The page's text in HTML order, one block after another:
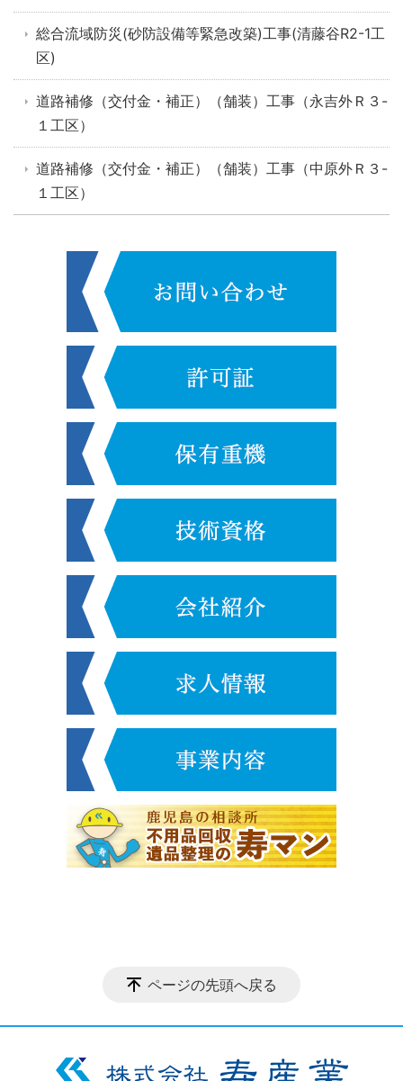
総合流域防災(砂防設備等緊急改築)工事(清藤谷R2-1工
区)
道路補修（交付金・補正）（舗装）工事（永吉外Ｒ３-
１工区）
道路補修（交付金・補正）（舗装）工事（中原外Ｒ３-
１工区）
ページの先頭へ戻る